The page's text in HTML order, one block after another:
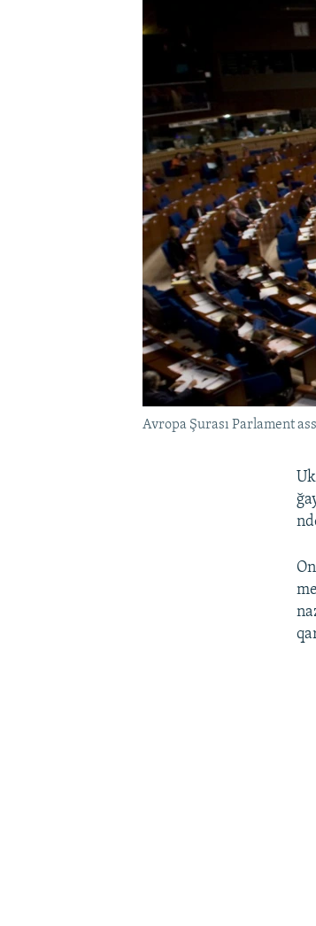
Avropa Şurası Parlament